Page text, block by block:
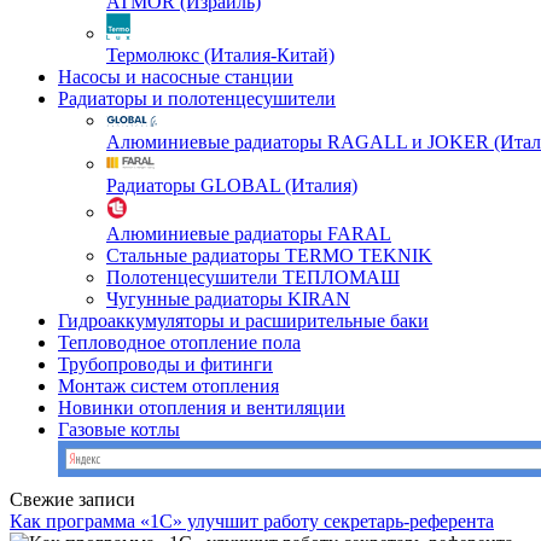
Термолюкс (Италия-Китай)
Насосы и насосные станции
Радиаторы и полотенцесушители
Алюминиевые радиаторы RAGALL и JOKER
Радиаторы GLOBAL (Италия)
Алюминиевые радиаторы FARAL
Стальные радиаторы TERMO TEKNIK
Полотенцесушители ТЕПЛОМАШ
Чугунные радиаторы KIRAN
Гидроаккумуляторы и расширительные баки
Тепловодное отопление пола
Трубопроводы и фитинги
Монтаж систем отопления
Новинки отопления и вентиляции
Газовые котлы
Свежие записи
Как программа «1С» улучшит работу секретарь-референта